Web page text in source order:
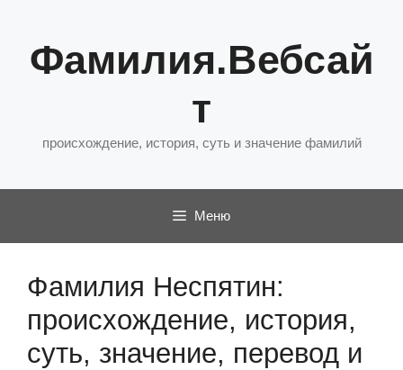
содержимому
Фамилия.Вебсай
т
происхождение, история, суть и значение фамилий
Меню
Фамилия Неспятин:
происхождение, история,
суть, значение, перевод и